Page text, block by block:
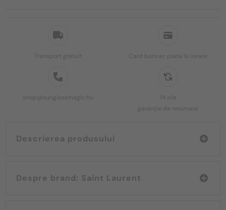
Transport gratuit Card bancar, plata la livrare
shop@sunglassmagic.hu
14 zile
garanție de returnare
Descrierea produsului
Despre brand: Saint Laurent